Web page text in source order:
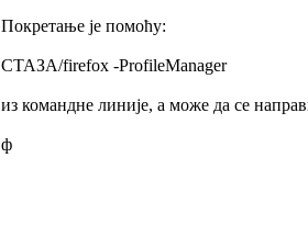
Покретање је помоћу:
СТАЗА/firefox -ProfileManager
из командне линије, а може да се
ф